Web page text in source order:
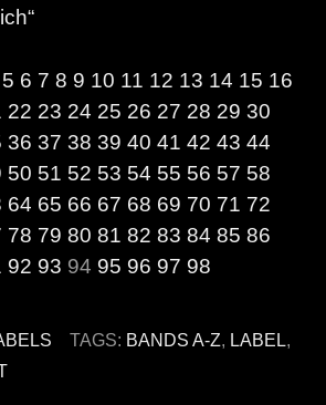
5 6 7 8 9 10 11 12 13 14 15 16
22 23 24 25 26 27 28 29 30
36 37 38 39 40 41 42 43 44
50 51 52 53 54 55 56 57 58
64 65 66 67 68 69 70 71 72
78 79 80 81 82 83 84 85 86
92 93 94 95 96 97 98
TAGS: BANDS A-Z, LABEL,